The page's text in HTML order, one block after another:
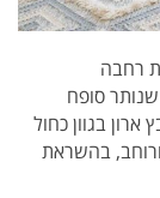
רחבה
סופח
בגוון כחול
בהשראת